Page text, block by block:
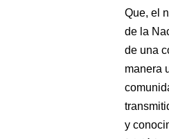
Que, el
de la
de una
manera
y